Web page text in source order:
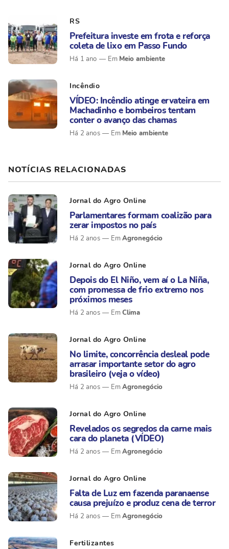
RS
Prefeitura investe em frota e reforça
coleta de lixo em Passo Fundo
Há 1 ano Meio ambiente
Incêndio
VÍDEO: Incêndio atinge ervateira em
Machadinho e bombeiros tentam
conter o avanço das chamas
Há 2 anos Meio ambiente
NOTÍCIAS RELACIONADAS
Jornal do Agro Online
Parlamentares formam coalizão para
zerar impostos no país
Há 2 anos Agronegócio
Jornal do Agro Online
Depois do El Niño, vem aí o La Niña,
com promessa de frio extremo nos
próximos meses
Há 2 anos Clima
Jornal do Agro Online
No limite, concorrência desleal pode
arrasar importante setor do agro
brasileiro (veja o vídeo)
Há 2 anos Agronegócio
Jornal do Agro Online
Revelados os segredos da carne mais
cara do planeta (VÍDEO)
Há 2 anos Agronegócio
Jornal do Agro Online
Falta de Luz em fazenda paranaense
causa prejuízo e produz cena de terror
Há 2 anos Agronegócio
Fertilizantes